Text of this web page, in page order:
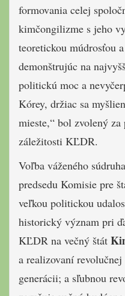
formovania celej
kimčongilizme s jeho
teoretickou múdrosťou
demonštrujúc na
politickú moc a
Kórey, držiac sa
mieste,“ bol zvolený za
záležitosti KĽDR.
Voľba váženého
predsedu Komisie pre
veľkou politickou
historický význam pri
KĽDR na večný štát
a realizovaní
generácii; a sľubnou